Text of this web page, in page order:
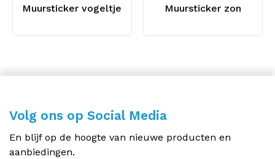
Muursticker vogeltje Muursticker zon
Volg ons op Social Media
En blijf op de hoogte van nieuwe producten en
aanbiedingen.